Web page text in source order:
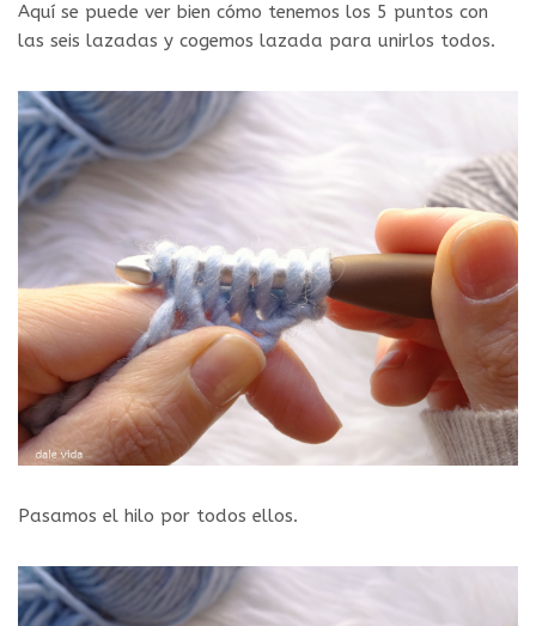
Aquí se puede ver bien cómo tenemos los 5 puntos con
las seis lazadas y cogemos lazada para unirlos todos.
Pasamos el hilo por todos ellos.